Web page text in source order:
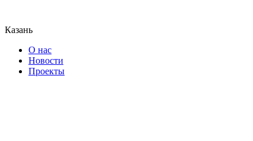
Казань
О нас
Новости
Проекты